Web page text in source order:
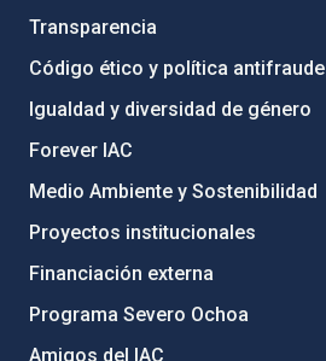
Transparencia
Código ético y política antifraude
Igualdad y diversidad de género
Forever IAC
Medio Ambiente y Sostenibilidad
Proyectos institucionales
Financiación externa
Programa Severo Ochoa
Amigos del IAC